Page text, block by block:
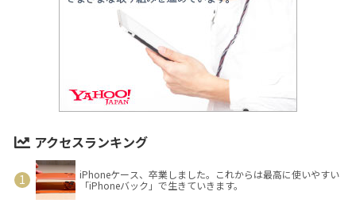
アクセスランキング
iPhoneケース、卒業しました。これからは最高に使いやすい
「iPhoneバック」で生きていきます。